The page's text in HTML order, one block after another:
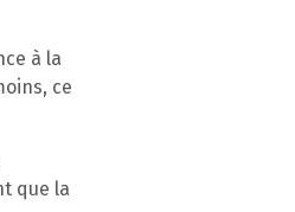
à la
ce
que la